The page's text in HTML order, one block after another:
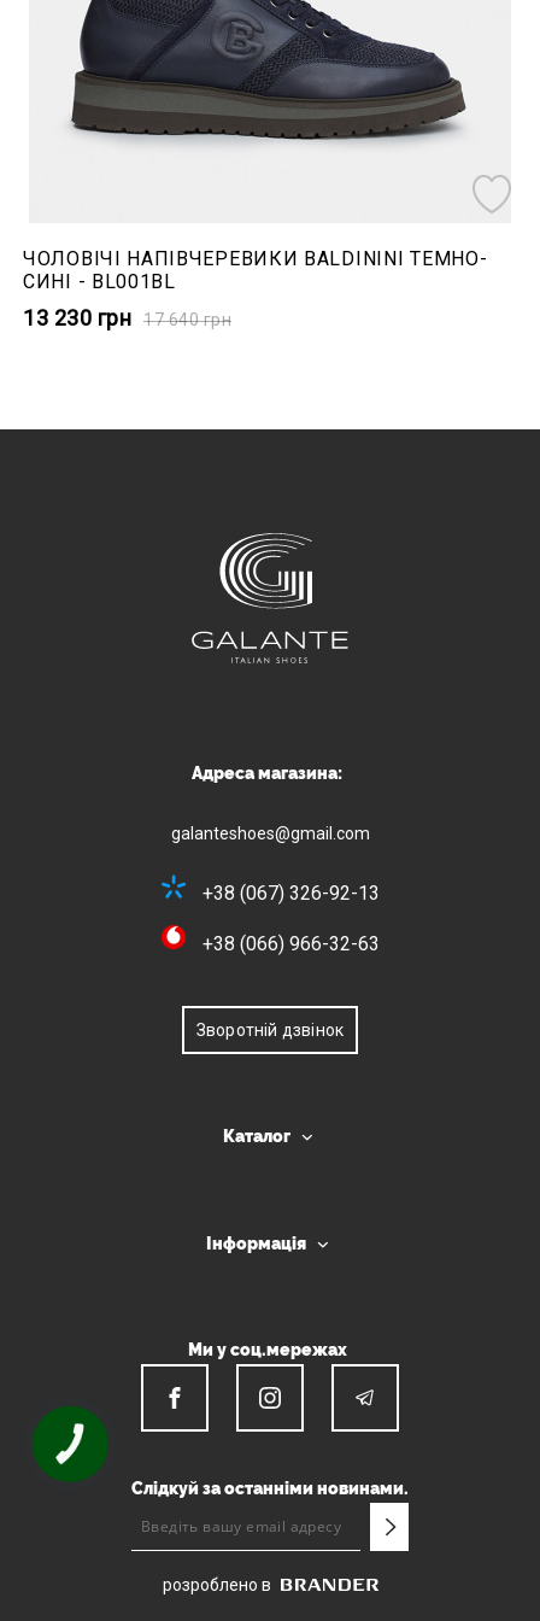
ЧОЛОВІЧІ НАПІВЧЕРЕВИКИ BALDININI ТЕМНО-
СИНІ - BL001BL
13 230 грн 17 640грн
Адреса магазина:
galanteshoes@gmail.com
+38 (067) 326-92-13
+38 (066) 966-32-63
Зворотній дзвінок
Каталог
Інформація
Ми у соц.мережах
Слідкуй за останніми новинами.
розроблено в
КНОПКА
ЗВ'ЯЗКУ